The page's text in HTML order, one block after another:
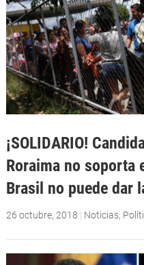
¡SOLIDARIO!
Roraima no soporta
Brasil no puede dar
26 octubre, 2018 | Noticias,